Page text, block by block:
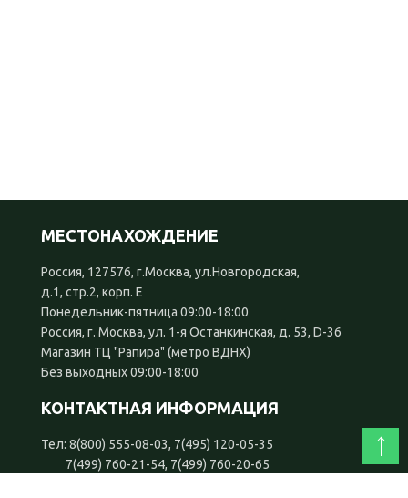
МЕСТОНАХОЖДЕНИЕ
Россия, 127576, г.Москва, ул.Новгородская,
д.1, стр.2, корп. Е
Понедельник-пятница 09:00-18:00
Россия, г. Москва, ул. 1-я Останкинская, д. 53, D-36
Магазин ТЦ "Рапира" (метро ВДНХ)
Без выходных 09:00-18:00
КОНТАКТНАЯ ИНФОРМАЦИЯ
Тел: 8(800) 555-08-03, 7(495) 120-05-35
7(499) 760-21-54, 7(499) 760-20-65